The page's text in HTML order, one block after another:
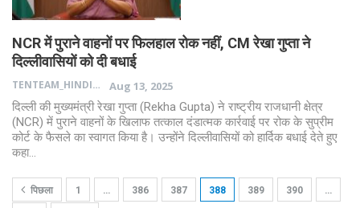
NCR में पुराने वाहनों पर फिलहाल रोक नहीं, CM रेखा गुप्ता ने
दिल्लीवासियों को दी बधाई
TENTEAM_HINDI
Aug 13, 2025
दिल्ली की मुख्यमंत्री रेखा गुप्ता (Rekha Gupta) ने राष्ट्रीय राजधानी क्षेत्र
(NCR) में पुराने वाहनों के खिलाफ तत्काल दंडात्मक कार्रवाई पर रोक के सुप्रीम
कोर्ट के फैसले का स्वागत किया है। उन्होंने दिल्लीवासियों को हार्दिक बधाई देते हुए
कहा…
पिछला 1 … 386 387 388 389 390 …